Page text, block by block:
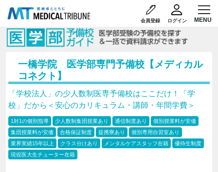
会員登録 ログイン
一橋学院 医学部専門予備校【メディカル
コネクト】
「学校法人」の少人数制医専予備校はここだけ！「学
校」だから＜安心のカリキュラム・講師・年間学費＞
1対1の個別指導 少人数制集団授業あり 通信制度あり
個別授業料が安価
集団授業料が安価
合格保証制度 提携寮あり
個別専用自習室あり
業界実績15年以上
クラス分けあり メンタルケアスタッフ在籍
優待生制度
現役医大生チューター在籍